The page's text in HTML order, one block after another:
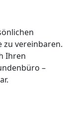
zu vereinbaren.
Ihren
–